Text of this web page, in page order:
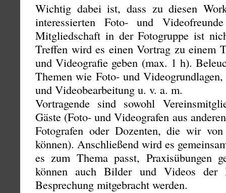
Wichtig dabei ist, dass zu diesen
interessierten Foto- und
Mitgliedschaft in der Fotogruppe ist
Treffen wird es einen Vortrag zu einem
und Videografie geben (max. 1 h).
Themen wie Foto- und
und Videobearbeitung u. v. a. m.
Vortragende sind sowohl
Gäste (Foto- und Videografen aus
Fotografen oder Dozenten, die wir von
können). Anschließend wird es
es zum Thema passt, Praxisübungen
können auch Bilder und Videos
Besprechung mitgebracht werden.